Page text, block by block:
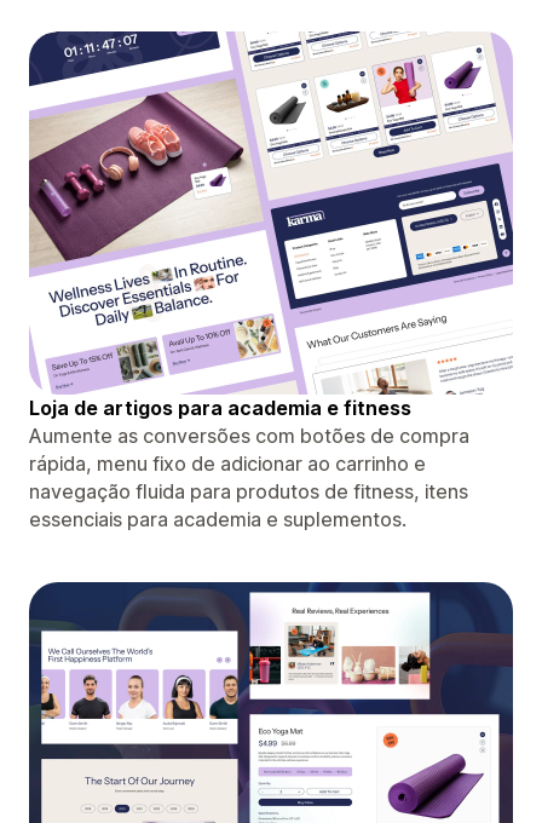
Loja de artigos para academia e fitness
Aumente as conversões com botões de compra
rápida, menu fixo de adicionar ao carrinho e
navegação fluida para produtos de fitness, itens
essenciais para academia e suplementos.